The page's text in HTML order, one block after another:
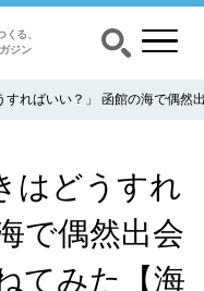
る、
ジン
すればいい？」 函館の海で偶
はどうすれ
で偶然出会
てみた【海